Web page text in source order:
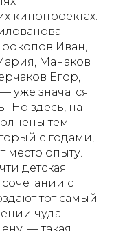
кинопроектах.
Иван,
Манаков
Егор,
уже значатся
Но здесь, на
тем
с годами,
место опыту.
детская
с
тот самый
чуда.